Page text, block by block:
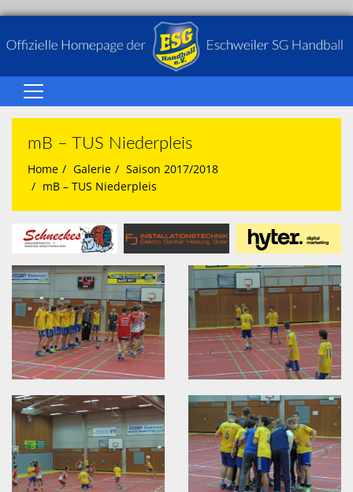
Home
Über Uns
Senioren
Jugend
Galerie
Spielbetrieb
Terminkalender
Sponsoren
Shop
Impressum
mB – TUS Niederpleis
Home Galerie
Saison 2017/2018
mB – TUS Niederpleis